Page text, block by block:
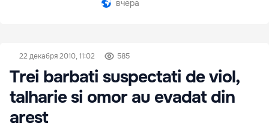
вчера
22 декабря 2010, 11:02 585
Trei barbati suspectati de viol,
talharie si omor au evadat din
arest